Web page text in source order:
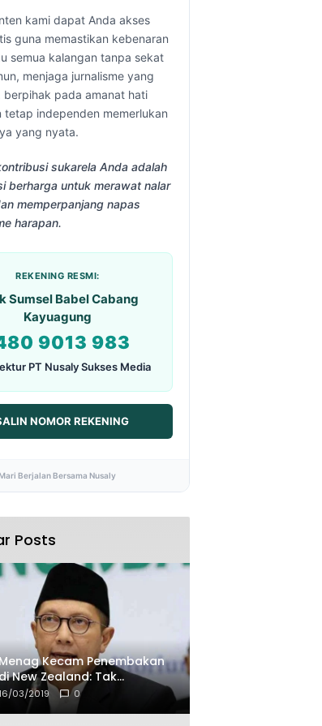
kami dapat Anda akses
guna memastikan kebenaran
semua kalangan tanpa sekat
menjaga jurnalisme yang
berpihak pada amanat hati
tetap independen memerlukan
yang nyata.
sukarela Anda adalah
berharga untuk merawat nalar
memperpanjang napas
harapan.
REKENING RESMI:
Sumsel Babel Cabang
Kayuagung
9013 983
PT Nusaly Sukses Media
NOMOR REKENING
Berjalan Bersama Nusaly
Posts
Kecam Penembakan
New Zealand: Tak
03/2019 0